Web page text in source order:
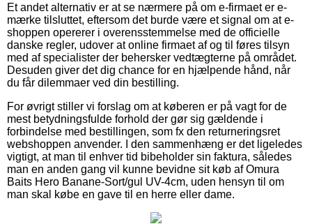
Et andet alternativ er at se nærmere på om e-firmaet er e-
mærke tilsluttet, eftersom det burde være et signal om at e-
shoppen opererer i overensstemmelse med de officielle
danske regler, udover at online firmaet af og til føres tilsyn
med af specialister der behersker vedtægterne på området.
Desuden giver det dig chance for en hjælpende hånd, når
du får dilemmaer ved din bestilling.
For øvrigt stiller vi forslag om at køberen er på vagt for de
mest betydningsfulde forhold der gør sig gældende i
forbindelse med bestillingen, som fx den returneringsret
webshoppen anvender. I den sammenhæng er det ligeledes
vigtigt, at man til enhver tid bibeholder sin faktura, således
man en anden gang vil kunne bevidne sit køb af Omura
Baits Hero Banane-Sort/gul UV-4cm, uden hensyn til om
man skal købe en gave til en herre eller dame.